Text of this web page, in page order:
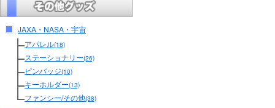
JAXA・NASA・宇宙
アパレル(18)
ステーショナリー(26)
ピンバッジ(10)
キーホルダー(13)
ファンシー/その他(38)